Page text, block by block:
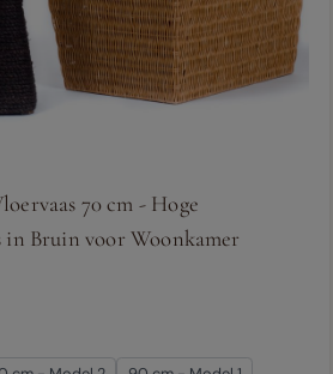
70 cm - Hoge
in Bruin voor Woonkamer